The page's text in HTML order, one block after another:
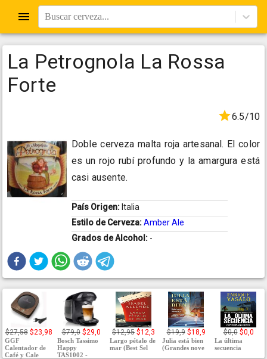
Buscar cerveza...
La Petrognola La Rossa
Forte
6.5/10
Doble cerveza malta roja artesanal. El color
es un rojo rubí profundo y la amargura está
casi ausente.
País Origen: Italia
Estilo de Cerveza:Amber Ale
Grados de Alcohol: -
$27,58 $23,98
GGF
Calentador de
Café y Cale
$79,0 $29,0
Bosch Tassimo
Happy
TAS1002 -
$12,95 $12,3
Largo pétalo de
mar (Best Sel
$19,9 $18,9
Julia está bien
(Grandes nove
$0,0 $0,0
La última
secuencia